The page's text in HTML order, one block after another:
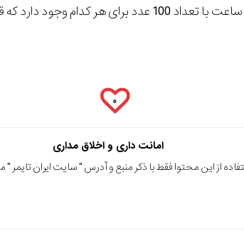
قیمتشان برابر با 94.700 دلار است.
۰
امانت داری و اخلاق مداری
از این محتوا فقط با ذکر منبع و آدرس "سایت ایران تایمر "